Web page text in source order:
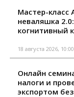
Мастер-класс
неваляшка
когнитивный
18 августа 2026, 10:00
Онлайн
налоги и
экспортом